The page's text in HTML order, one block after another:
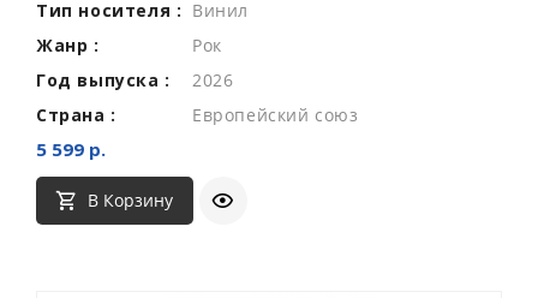
Тип носителя : Винил
Жанр :
Рок
Год выпуска :
2026
Страна :
Европейский союз
5 599 р.
В Корзину